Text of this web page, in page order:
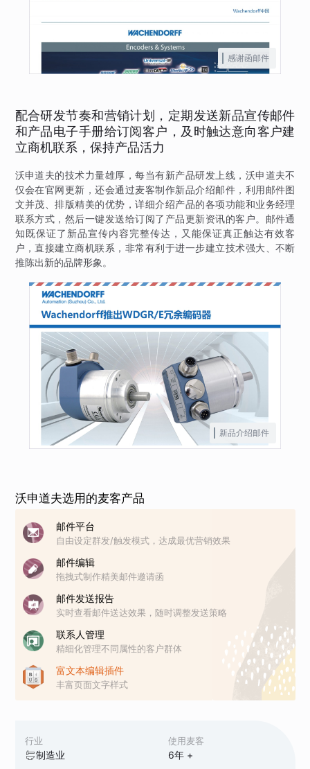
行业
制造业
使用麦客
6年 +
感谢函邮件
配合研发节奏和营销计划，定期发送新品宣传邮件
和产品电子手册给订阅客户，及时触达意向客户建
立商机联系，保持产品活力
沃申道夫的技术力量雄厚，每当有新产品研发上线，沃申道夫不
仅会在官网更新，还会通过麦客制作新品介绍邮件，利用邮件图
文并茂、排版精美的优势，详细介绍产品的各项功能和业务经理
联系方式，然后一键发送给订阅了产品更新资讯的客户。邮件通
知既保证了新品宣传内容完整传达，又能保证真正触达有效客
户，直接建立商机联系，非常有利于进一步建立技术强大、不断
推陈出新的品牌形象。
新品介绍邮件
沃申道夫选用的麦客产品
邮件平台
自由设定群发/触发模式，达成最优营销效果
邮件编辑
拖拽式制作精美邮件邀请函
邮件发送报告
实时查看邮件送达效果，随时调整发送策略
联系人管理
精细化管理不同属性的客户群体
富文本编辑插件
丰富页面文字样式